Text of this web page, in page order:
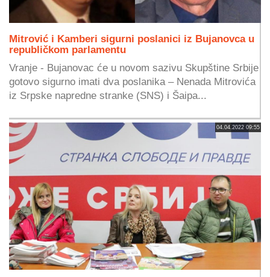
Mitrović i Kamberi sigurni poslanici iz Bujanovca u
republičkom parlamentu
Vranje - Bujanovac će u novom sazivu Skupštine Srbije
gotovo sigurno imati dva poslanika – Nenada Mitrovića
iz Srpske napredne stranke (SNS) i Šaipa...
04.04.2022 09:55